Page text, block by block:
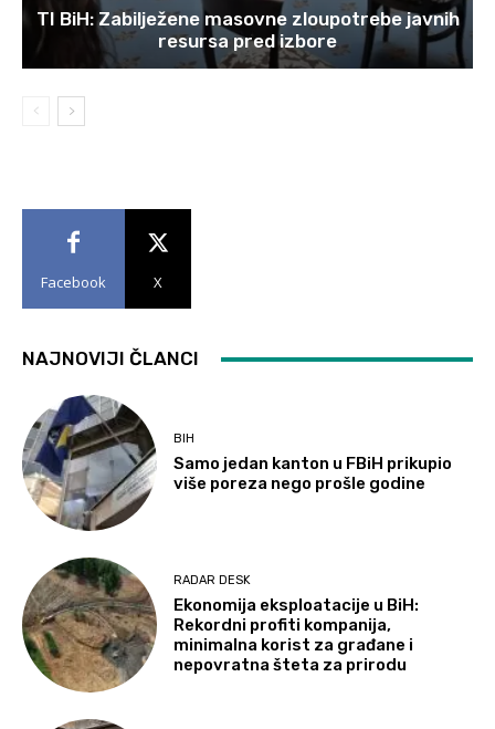
TI BiH: Zabilježene masovne zloupotrebe javnih
resursa pred izbore
Facebook X
NAJNOVIJI ČLANCI
BIH
Samo jedan kanton u FBiH prikupio
više poreza nego prošle godine
RADAR DESK
Ekonomija eksploatacije u BiH:
Rekordni profiti kompanija,
minimalna korist za građane i
nepovratna šteta za prirodu